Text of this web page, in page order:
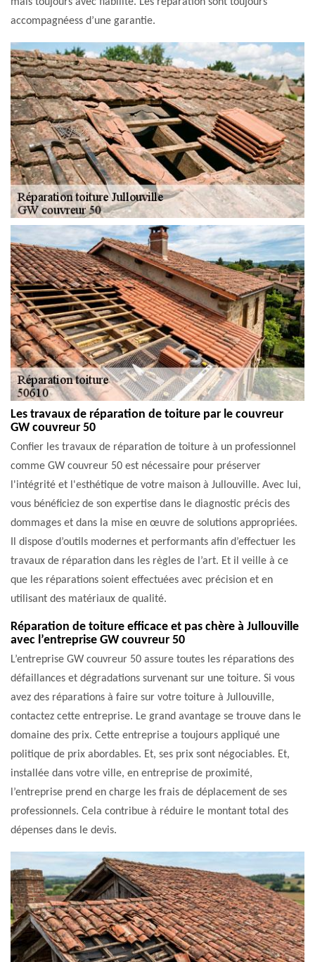
accompagnéess d’une garantie.
Les travaux de réparation de toiture par le couvreur
GW couvreur 50
Confier les travaux de réparation de toiture à un professionnel
comme GW couvreur 50 est nécessaire pour préserver
l'intégrité et l'esthétique de votre maison à Jullouville. Avec lui,
vous bénéficiez de son expertise dans le diagnostic précis des
dommages et dans la mise en œuvre de solutions appropriées.
Il dispose d’outils modernes et performants afin d’effectuer les
travaux de réparation dans les règles de l’art. Et il veille à ce
que les réparations soient effectuées avec précision et en
utilisant des matériaux de qualité.
Réparation de toiture efficace et pas chère à Jullouville
avec l’entreprise GW couvreur 50
L’entreprise GW couvreur 50 assure toutes les réparations des
défaillances et dégradations survenant sur une toiture. Si vous
avez des réparations à faire sur votre toiture à Jullouville,
contactez cette entreprise. Le grand avantage se trouve dans le
domaine des prix. Cette entreprise a toujours appliqué une
politique de prix abordables. Et, ses prix sont négociables. Et,
installée dans votre ville, en entreprise de proximité,
l’entreprise prend en charge les frais de déplacement de ses
professionnels. Cela contribue à réduire le montant total des
dépenses dans le devis.